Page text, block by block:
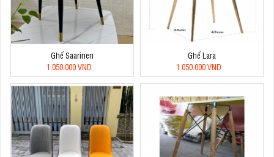
Ghế Saarinen
1.050.000 VNĐ
Ghế Lara
1.050.000 VNĐ